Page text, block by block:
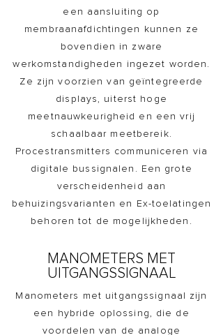
een aansluiting op
membraanafdichtingen kunnen ze
bovendien in zware
werkomstandigheden ingezet worden.
Ze zijn voorzien van geïntegreerde
displays, uiterst hoge
meetnauwkeurigheid en een vrij
schaalbaar meetbereik.
Procestransmitters communiceren via
digitale bussignalen. Een grote
verscheidenheid aan
behuizingsvarianten en Ex-toelatingen
behoren tot de mogelijkheden.
MANOMETERS MET
UITGANGSSIGNAAL
Manometers met uitgangssignaal zijn
een hybride oplossing, die de
voordelen van de analoge